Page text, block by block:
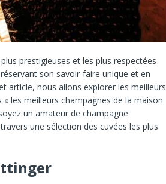
plus prestigieuses et les plus respectées
son savoir-faire unique et en
article, nous allons explorer les meilleurs
« les meilleurs champagnes de la maison
un amateur de champagne
travers une sélection des cuvées les plus